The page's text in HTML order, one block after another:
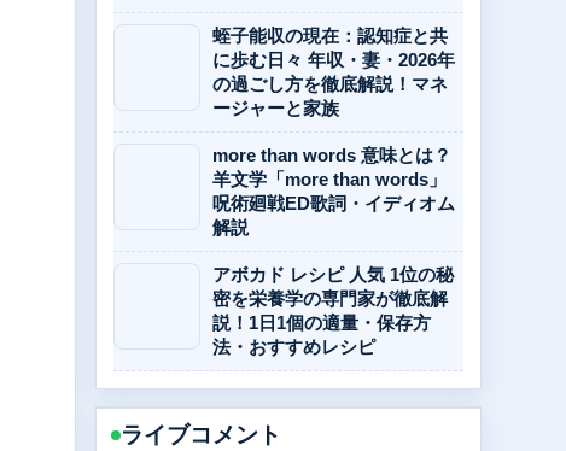
蛭子能収の現在：認知症と共
に歩む日々 年収・妻・2026年
の過ごし方を徹底解説！マネ
ージャーと家族
more than words 意味とは？
羊文学「more than words」
呪術廻戦ED歌詞・イディオム
解説
アボカド レシピ 人気 1位の秘
密を栄養学の専門家が徹底解
説！1日1個の適量・保存方
法・おすすめレシピ
ライブコメント